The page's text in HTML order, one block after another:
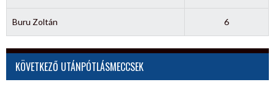
Buru Zoltán 6
KÖVETKEZŐ UTÁNPÓTLÁSMECCSEK